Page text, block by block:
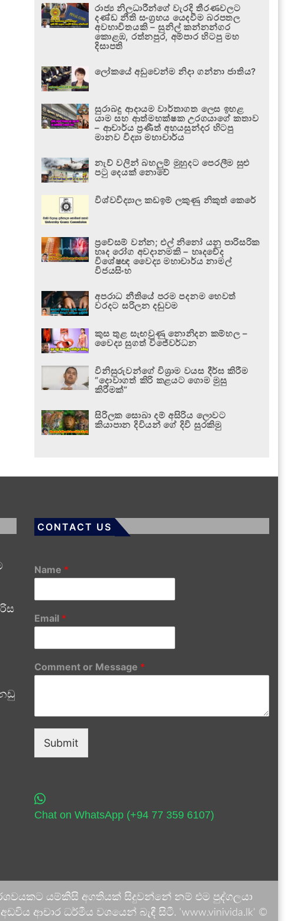
රාජ්‍ය නිලධාරීන්ගේ වැරදි තීරණවලට
දණ්ඩ නීති සංග්‍රහය යෙදවීම බරපතල
අවභාවිතයකි – සුනිල් කන්නන්ගර
කොළඹ, රත්නපුර, අම්පාර හිටපු මහ
දිසාපති
ලෝකයේ අඩුවෙන්ම නිදා ගන්නා ජාතිය?
සුරාබදු ආදායම වාර්තාගත ලෙස ඉහළ
යාම සහ ආත්මභක්ෂක උරගයාගේ කතාව
– ආචාර්ය ප්‍රණීත් අභයසුන්දර හිටපු
මානව විද්‍යා මහාචාර්ය
නැව් වලින් බහලුම් මුහුදට පෙරලීම සුළු
පටු දෙයක් නොවේ
විශ්වවිද්‍යාල කඩඉම් ලකුණු නිකුත් කෙරේ
ප්‍රවේසම් වන්න; එල් නිනෝ යනු පාරිසරික
හෘද රෝග අවදානමකි – හෘදවේද
විශේෂඥ වෛද්‍ය මහාචාර්ය නාමල්
විජයසිංහ
අපරාධ නීතියේ පරම පදනම හෙවත්
වරදට සරිලන දඬුවම
කුස තුළ සැඟවුණු නොනිදන කම්හල –
වෛද්‍ය සුගත් විජේවර්ධන
විනිසුරුවන්ගේ විශ්‍රාම වයස දීර්ඝ කිරීම
“දොවාගත් කිරි කළයට ගොම මුසු
කිරීමක්”
සිරිලක සොබා දම් අසිරිය ලොවට
කියාපාන දිවියන් ගේ දිවි සුරකිමු
CONTACT US
Name *
Email *
Comment or Message *
Submit
Chat on WhatsApp (+94 77 359 6107)
යම්කිසි අගතියක් සිදුවන්නේ නම් එම පුද්ගලයා
ආචාර ධර්මීය වශයෙන් බැඳී සිටී. 'www.vinivida.lk' ©